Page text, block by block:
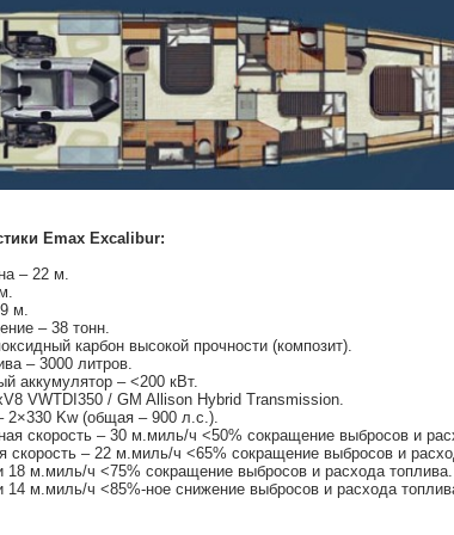
Emax Excalibur:
– 22 м.
м.
– 38 тонн.
карбон высокой прочности (композит).
– 3000 литров.
аккумулятор – <200 кВт.
VWTDI350 / GM Allison Hybrid Transmission.
2×330 Kw (общая – 900 л.с.).
скорость – 30 м.миль/ч <50% сокращение выбросов и
скорость – 22 м.миль/ч <65% сокращение выбросов и
18 м.миль/ч <75% сокращение выбросов и расхода топлива.
14 м.миль/ч <85%-ное снижение выбросов и расхода